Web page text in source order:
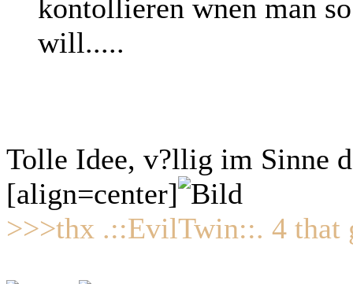
kontollieren wnen man
will.....
Tolle Idee, v?llig im Sinne
[align=center]
>>>thx .::EvilTwin::. 4 that